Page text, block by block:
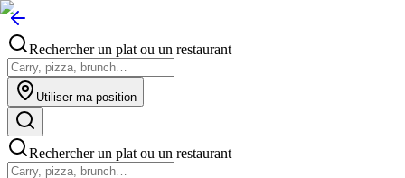
Rechercher un plat ou un restaurant
Utiliser ma position
Rechercher un plat ou un restaurant